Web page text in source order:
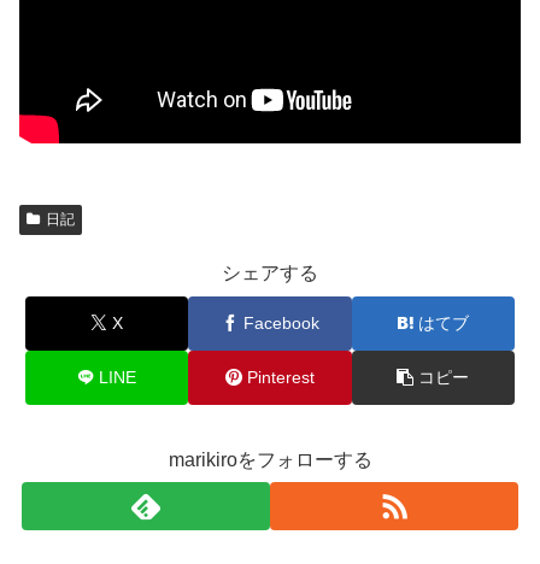
日記
シェアする
X Facebook はてブ
LINE Pinterest コピー
marikiroをフォローする